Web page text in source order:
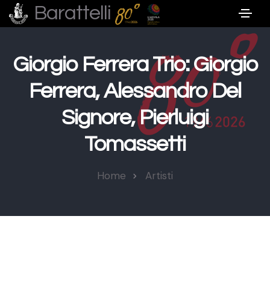
Barattelli
Giorgio Ferrera Trio: Giorgio
Ferrera, Alessandro Del
Signore, Pierluigi
Tomassetti
Home Artisti